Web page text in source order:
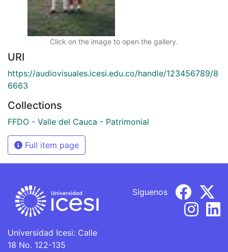
Click on the image to open the gallery.
URI
https://audiovisuales.icesi.edu.co/handle/123456789/8
6663
Collections
FFDO - Valle del Cauca - Patrimonial
Full item page
Universidad Icesi: Calle
18 No. 122-135
Síguenos